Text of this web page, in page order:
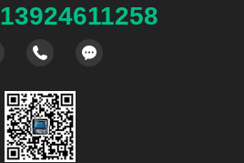
13924611258